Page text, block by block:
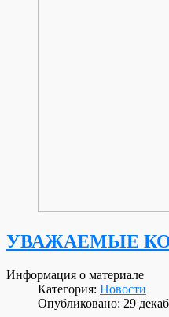
УВАЖАЕМЫЕ
Информация о материале
Категория: Новости
Опубликовано: 29